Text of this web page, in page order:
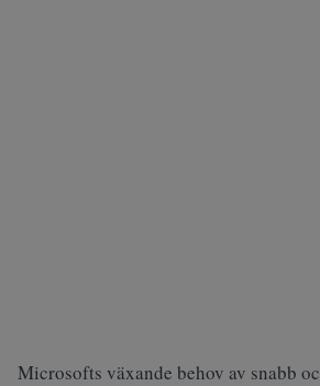
Microsofts växande behov av snabb